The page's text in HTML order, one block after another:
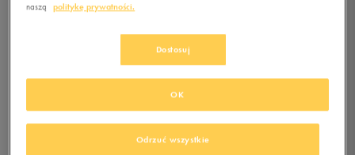
+ 700 PKT WKLUBIE 50 STYLE
naszą
politykę prywatności.
Dostosuj
Odrzuć wszystkie
OK